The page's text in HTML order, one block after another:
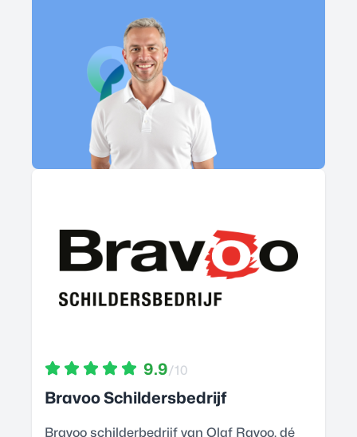
9.9/10
Bravoo Schildersbedrijf
Bravoo schilderbedrijf van Olaf Ravoo, dé